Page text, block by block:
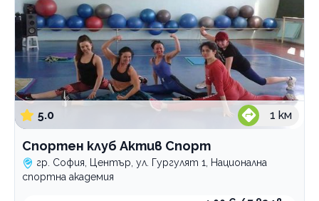
5.0 1 км
Спортен клуб Актив Спорт
гр. София, Център, ул. Гургулят 1, Национална
спортна академия